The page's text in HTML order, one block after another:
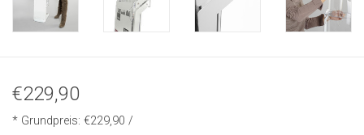
€229,90
* Grundpreis: €229,90 /